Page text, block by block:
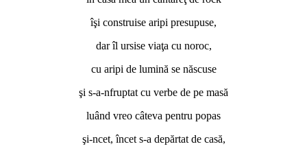
îşi construise aripi presupuse,
dar îl ursise viaţa cu noroc,
cu aripi de lumină se născuse
şi s-a-nfruptat cu verbe de pe masă
luând vreo câteva pentru popas
şi-ncet, încet s-a depărtat de casă,